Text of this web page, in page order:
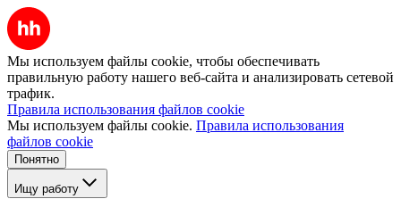
Мы используем файлы cookie, чтобы обеспечивать
правильную работу нашего веб-сайта и анализировать сетевой
трафик.
Правила использования файлов cookie
Мы используем файлы cookie. Правила использования
файлов cookie
Понятно
Ищу работу